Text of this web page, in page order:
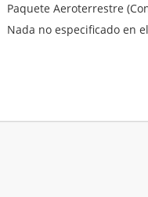
Paquete Aeroterrestre
Nada no especificado en